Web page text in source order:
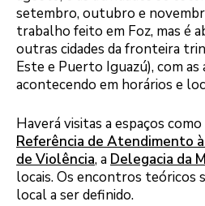
setembro, outubro e
trabalho feito em Foz, mas é
outras cidades da fronteira
Este e Puerto Iguazú), com as
acontecendo em horários e
Haverá visitas a espaços como
Referência de Atendimento
de Violência, a Delegacia da
locais. Os encontros teóricos
local a ser definido.